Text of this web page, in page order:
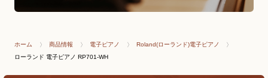
ホーム 商品情報 電子ピアノ
Roland(ローランド)電子ピアノ
ローランド 電子ピアノ RP701-WH